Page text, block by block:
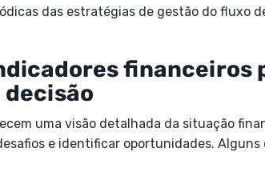
das estratégias de gestão do fluxo
financeiros
decisão
uma visão detalhada da situação
e identificar oportunidades. Alguns